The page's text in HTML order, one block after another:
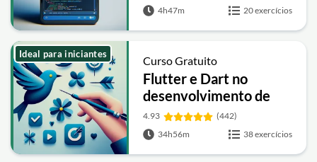
4h47m
20 exercícios
Curso Gratuito
Flutter e Dart no
desenvolvimento de
apps
4.93
(442)
34h56m
38 exercícios
Ideal para iniciantes